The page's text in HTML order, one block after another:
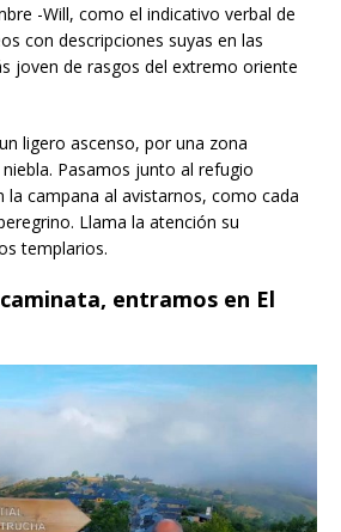
-Will, como el indicativo verbal de
con descripciones suyas en las
joven de rasgos del extremo oriente
ligero ascenso, por una zona
Pasamos junto al refugio
la campana al avistarnos, como cada
Llama la atención su
templarios.
entramos en El